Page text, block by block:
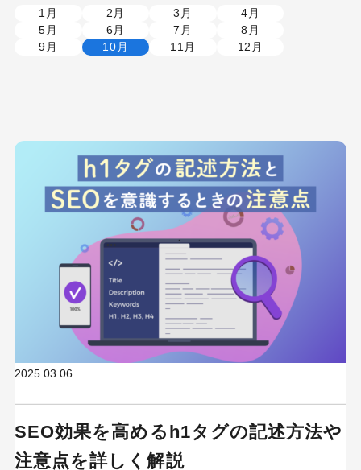
1月 2月 3月
4月
5月
6月 7月
8月
9月
10月 11月 12月
2025.03.06
SEO効果を高めるh1タグの記述方法や
注意点を詳しく解説